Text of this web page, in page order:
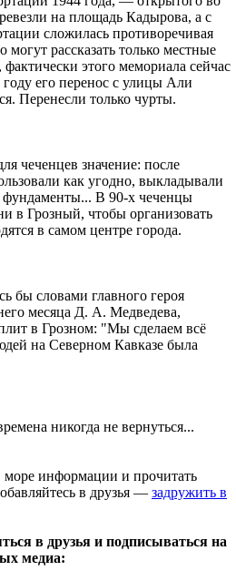
на площадь Кадырова, а с
сложилась противоречивая
могут рассказать только местные
этого мемориала сейчас
году его перенос с улицы Али
Перенесли только чурты.
чеченцев значение: после
как угодно, выкладывали
фундаменты... В 90-х чеченцы
в Грозный, чтобы организовать
в самом центре города.
бы словами главного героя
месяца Д. А. Медведева,
в Грозном: "Мы сделаем всё
на Северном Кавказе была
никогда не вернуться...
море информации и прочитать
в друзья — задружить в
в друзья и подписываться на
медиа: